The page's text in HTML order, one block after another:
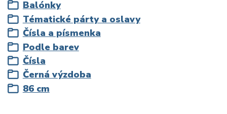
Balónky
Tématické párty a oslavy
Čísla a písmenka
Podle barev
Čísla
Černá výzdoba
86 cm